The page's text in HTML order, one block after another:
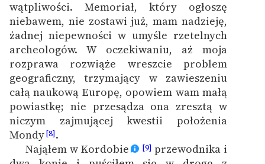
Lektur
O nas
Kontakt
O projekcie
Zespół
Zasady wykorzystania
Wolnych Lektur
wątpliwości. Memoriał, który ogłoszę
niebawem, nie zostawi już, mam nadzieję,
żadnej niepewności w umyśle rzetelnych
archeologów. W oczekiwaniu, aż moja
rozprawa rozwiąże wreszcie problem
geograficzny, trzymający w zawieszeniu
całą naukową Europę, opowiem wam małą
powiastkę; nie przesądza ona zresztą w
niczym zajmującej kwestii położenia
Mondy[8].
Nająłem w Kordobie
[9] przewodnika i